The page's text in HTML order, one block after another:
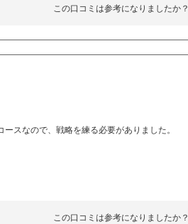
この口コミは参考になりましたか？
スなので、戦略を練る必要がありました。
この口コミは参考になりましたか？